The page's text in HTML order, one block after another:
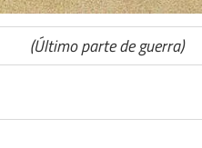
(Último parte de guerra)